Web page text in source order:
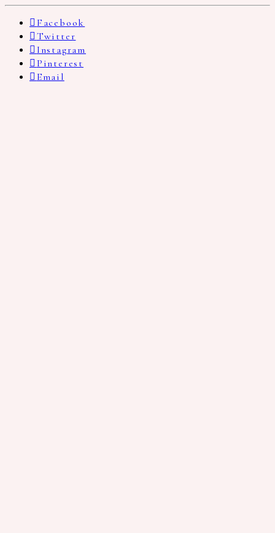
Facebook
Twitter
Instagram
Pinterest
Email